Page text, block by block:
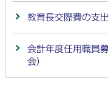
教育長交際費の支
会計年度任用職員
会）